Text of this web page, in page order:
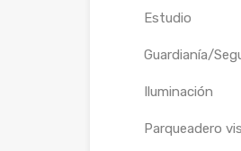
Estudio
Guardianía/
Iluminación
Parqueadero